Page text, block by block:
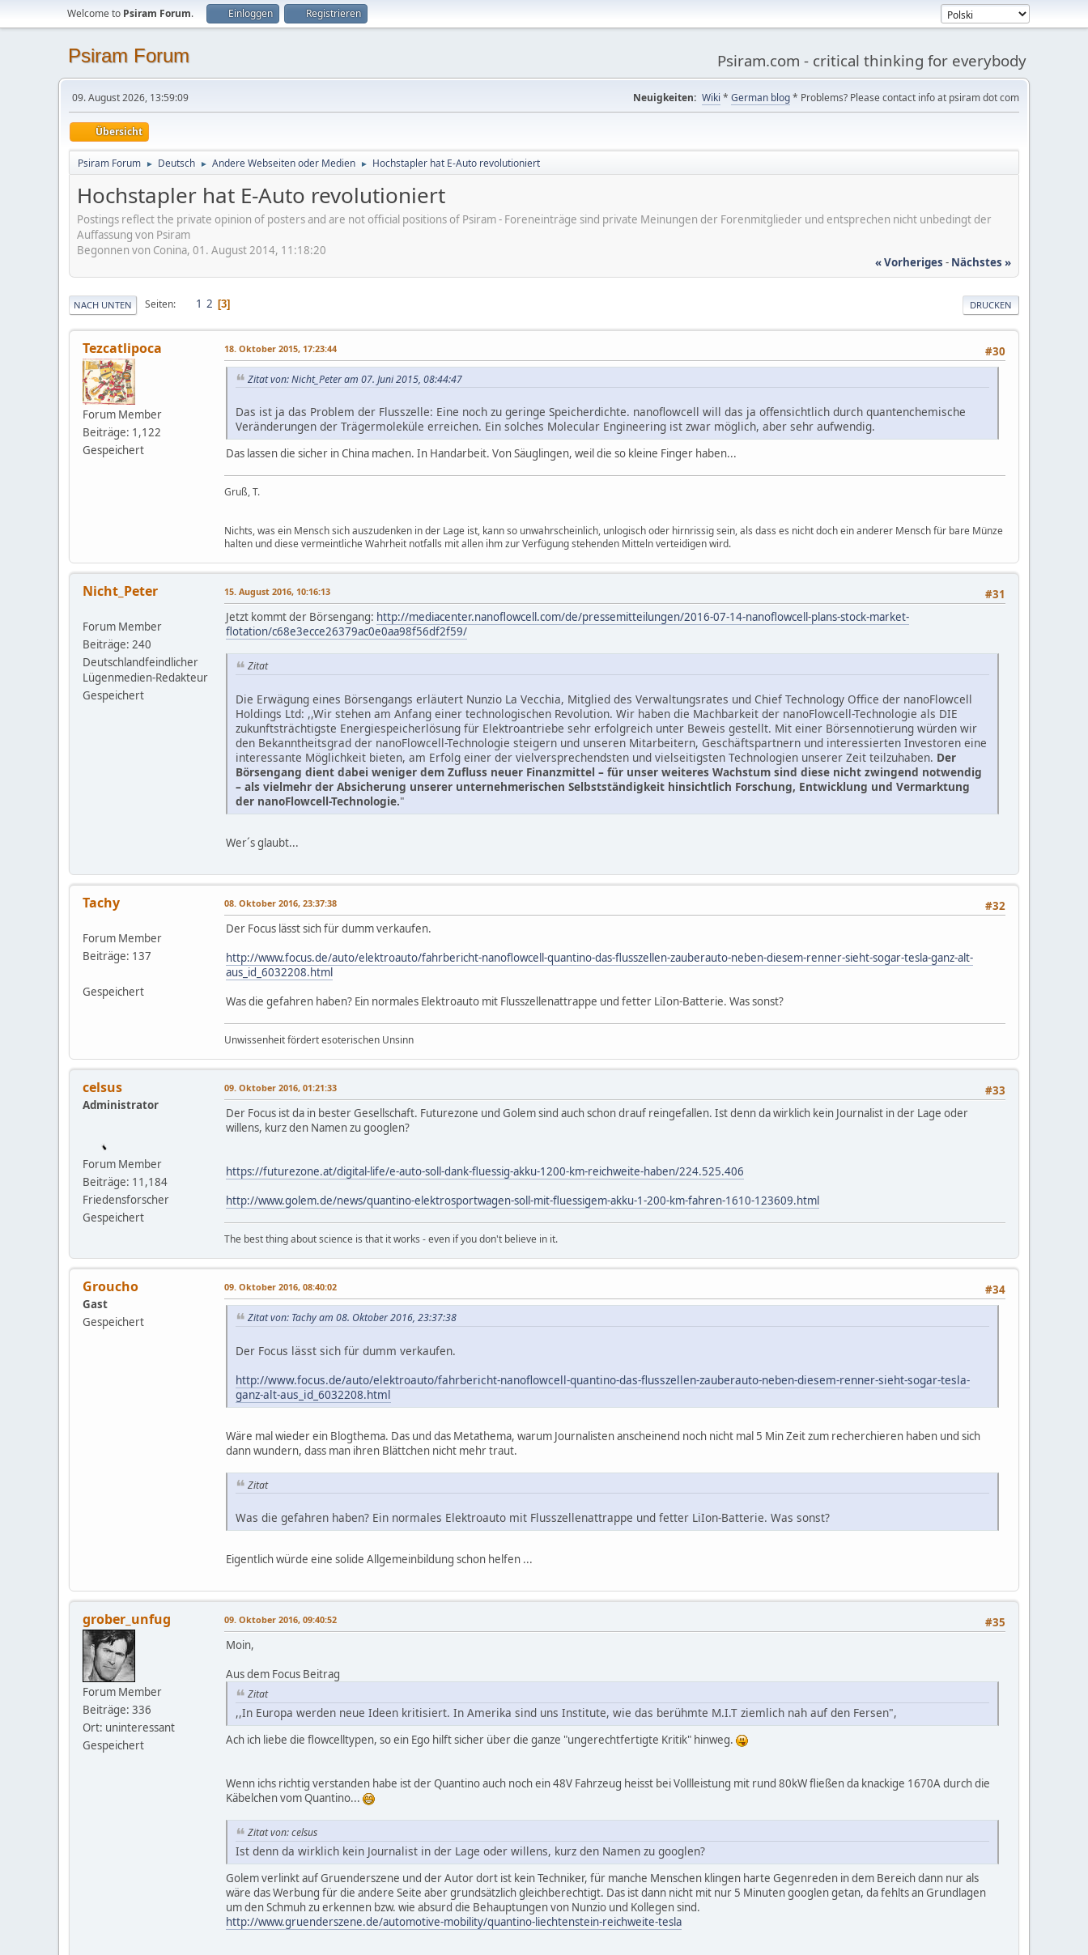
Welcome to Psiram Forum. Einloggen Registrieren
Psiram Forum Psiram.com - critical thinking for everybody
09. August 2026, 13:59:09 Neuigkeiten: Wiki * German blog* Problems? Please contact info at psiram dot com
Übersicht
Psiram Forum ► Deutsch ► Andere Webseiten oder Medien ► Hochstapler hat E-Auto revolutioniert
Hochstapler hat E-Auto revolutioniert
Postings reflect the private opinion of posters and are not official positions of Psiram - Foreneinträge sind private Meinungen der Forenmitglieder und entsprechen nicht unbedingt der
Auffassung von Psiram
Begonnen von Conina, 01. August 2014, 11:18:20
« Vorheriges - Nächstes »
DRUCKEN
NACH UNTEN Seiten 1 2 3
Tezcatlipoca
Forum Member
Beiträge: 1,122
Gespeichert
#30
18. Oktober 2015, 17:23:44
Zitat von: Nicht_Peter am 07. Juni 2015, 08:44:47
Das ist ja das Problem der Flusszelle: Eine noch zu geringe Speicherdichte. nanoflowcell will das ja offensichtlich durch quantenchemische
Veränderungen der Trägermoleküle erreichen. Ein solches Molecular Engineering ist zwar möglich, aber sehr aufwendig.
Das lassen die sicher in China machen. In Handarbeit. Von Säuglingen, weil die so kleine Finger haben...
Gruß, T.
Nichts, was ein Mensch sich auszudenken in der Lage ist, kann so unwahrscheinlich, unlogisch oder hirnrissig sein, als dass es nicht doch ein anderer Mensch für bare Münze
halten und diese vermeintliche Wahrheit notfalls mit allen ihm zur Verfügung stehenden Mitteln verteidigen wird.
Nicht_Peter
Forum Member
Beiträge: 240
Deutschlandfeindlicher
Lügenmedien-Redakteur
Gespeichert
#31
15. August 2016, 10:16:13
Jetzt kommt der Börsengang: http://mediacenter.nanoflowcell.com/de/pressemitteilungen/2016-07-14-nanoflowcell-plans-stock-market-
flotation/c68e3ecce26379ac0e0aa98f56df2f59/
Zitat
Die Erwägung eines Börsengangs erläutert Nunzio La Vecchia, Mitglied des Verwaltungsrates und Chief Technology Office der nanoFlowcell
Holdings Ltd: ,,Wir stehen am Anfang einer technologischen Revolution. Wir haben die Machbarkeit der nanoFlowcell-Technologie als DIE
zukunftsträchtigste Energiespeicherlösung für Elektroantriebe sehr erfolgreich unter Beweis gestellt. Mit einer Börsennotierung würden wir
den Bekanntheitsgrad der nanoFlowcell-Technologie steigern und unseren Mitarbeitern, Geschäftspartnern und interessierten Investoren eine
interessante Möglichkeit bieten, am Erfolg einer der vielversprechendsten und vielseitigsten Technologien unserer Zeit teilzuhaben. Der
Börsengang dient dabei weniger dem Zufluss neuer Finanzmittel – für unser weiteres Wachstum sind diese nicht zwingend notwendig
– als vielmehr der Absicherung unserer unternehmerischen Selbstständigkeit hinsichtlich Forschung, Entwicklung und Vermarktung
der nanoFlowcell-Technologie."
Wer´s glaubt...
Tachy
Forum Member
Beiträge: 137
Gespeichert
#32
08. Oktober 2016, 23:37:38
Der Focus lässt sich für dumm verkaufen.
http://www.focus.de/auto/elektroauto/fahrbericht-nanoflowcell-quantino-das-flusszellen-zauberauto-neben-diesem-renner-sieht-sogar-tesla-ganz-alt-
aus_id_6032208.html
Was die gefahren haben? Ein normales Elektroauto mit Flusszellenattrappe und fetter LiIon-Batterie. Was sonst?
Unwissenheit fördert esoterischen Unsinn
celsus
Administrator
Forum Member
Beiträge: 11,184
Friedensforscher
Gespeichert
#33
09. Oktober 2016, 01:21:33
Der Focus ist da in bester Gesellschaft. Futurezone und Golem sind auch schon drauf reingefallen. Ist denn da wirklich kein Journalist in der Lage oder
willens, kurz den Namen zu googlen?
https://futurezone.at/digital-life/e-auto-soll-dank-fluessig-akku-1200-km-reichweite-haben/224.525.406
http://www.golem.de/news/quantino-elektrosportwagen-soll-mit-fluessigem-akku-1-200-km-fahren-1610-123609.html
The best thing about science is that it works - even if you don't believe in it.
Groucho
Gast
Gespeichert
#34
09. Oktober 2016, 08:40:02
Zitat von: Tachy am 08. Oktober 2016, 23:37:38
Der Focus lässt sich für dumm verkaufen.
http://www.focus.de/auto/elektroauto/fahrbericht-nanoflowcell-quantino-das-flusszellen-zauberauto-neben-diesem-renner-sieht-sogar-tesla-
ganz-alt-aus_id_6032208.html
Wäre mal wieder ein Blogthema. Das und das Metathema, warum Journalisten anscheinend noch nicht mal 5 Min Zeit zum recherchieren haben und sich
dann wundern, dass man ihren Blättchen nicht mehr traut.
Zitat
Was die gefahren haben? Ein normales Elektroauto mit Flusszellenattrappe und fetter LiIon-Batterie. Was sonst?
Eigentlich würde eine solide Allgemeinbildung schon helfen ...
grober_unfug
Forum Member
Beiträge: 336
Ort: uninteressant
Gespeichert
#35
09. Oktober 2016, 09:40:52
Moin,
Aus dem Focus Beitrag
Zitat
,,In Europa werden neue Ideen kritisiert. In Amerika sind uns Institute, wie das berühmte M.I.T ziemlich nah auf den Fersen",
Ach ich liebe die flowcelltypen, so ein Ego hilft sicher über die ganze "ungerechtfertigte Kritik" hinweg.
Wenn ichs richtig verstanden habe ist der Quantino auch noch ein 48V Fahrzeug heisst bei Vollleistung mit rund 80kW fließen da knackige 1670A durch die
Käbelchen vom Quantino...
Zitat von: celsus
Ist denn da wirklich kein Journalist in der Lage oder willens, kurz den Namen zu googlen?
Golem verlinkt auf Gruenderszene und der Autor dort ist kein Techniker, für manche Menschen klingen harte Gegenreden in dem Bereich dann nur als
wäre das Werbung für die andere Seite aber grundsätzlich gleichberechtigt. Das ist dann nicht mit nur 5 Minuten googlen getan, da fehlts an Grundlagen
um den Schmuh zu erkennen bzw. wie absurd die Behauptungen von Nunzio und Kollegen sind.
http://www.gruenderszene.de/automotive-mobility/quantino-liechtenstein-reichweite-tesla